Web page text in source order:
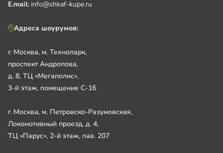
E.mail: info@shkaf-kupe.ru
Адреса шоурумов:
г. Москва, м. Технопарк,
проспект Андропова,
д. 8, ТЦ «Мегаполис»,
3-й этаж, помещение С-16
г. Москва, м. Петровско-Разумовская,
Локомотивный проезд, д. 4,
ТЦ «Парус», 2-й этаж, пав. 207